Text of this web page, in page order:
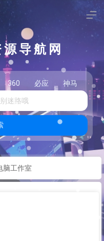
导航网
360 必应 神马 头
脑工作室